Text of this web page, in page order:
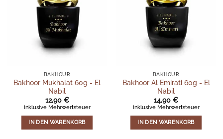
BAKHOUR
Bakhoor Mukhalat 60g - El
Nabil
12,90 €
inklusive Mehrwertsteuer
IN DEN WARENKORB
BAKHOUR
Bakhoor Al Emirati 60g - El
Nabil
14,90 €
inklusive Mehrwertsteuer
IN DEN WARENKORB